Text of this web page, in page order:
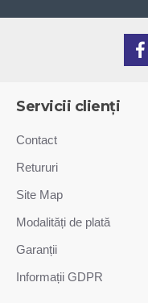
Servicii clienți
Contact
Retururi
Site Map
Modalități de plată
Garanții
Informații GDPR